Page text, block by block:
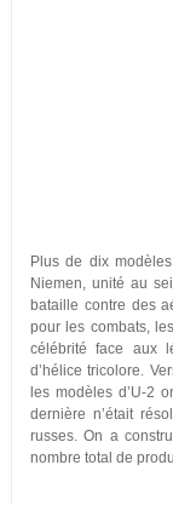
Plus de dix
Niemen, unité au
bataille contre des
pour les combats,
célébrité face aux
d’hélice tricolore.
les modèles d’U-2
dernière n’était
russes. On a
nombre total de